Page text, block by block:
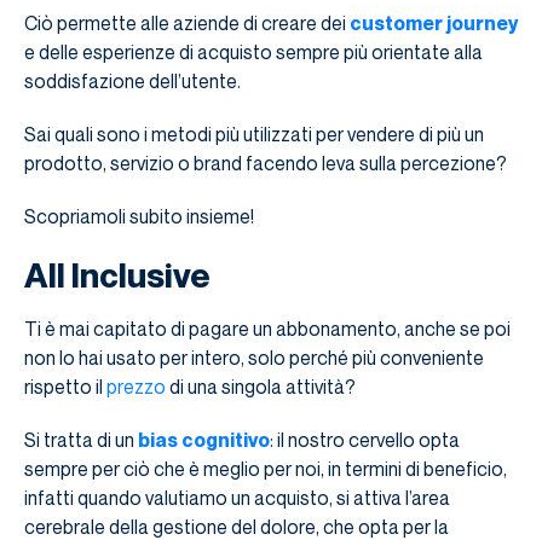
Ciò permette alle aziende di creare dei customer journey
e delle esperienze di acquisto sempre più orientate alla
soddisfazione dell’utente.
Sai quali sono i metodi più utilizzati per vendere di più un
prodotto, servizio o brand facendo leva sulla percezione?
Scopriamoli subito insieme!
All Inclusive
Ti è mai capitato di pagare un abbonamento, anche se poi
non lo hai usato per intero, solo perché più conveniente
rispetto il prezzo di una singola attività?
Si tratta di un bias cognitivo: il nostro cervello opta
sempre per ciò che è meglio per noi, in termini di beneficio,
infatti quando valutiamo un acquisto, si attiva l’area
cerebrale della gestione del dolore, che opta per la